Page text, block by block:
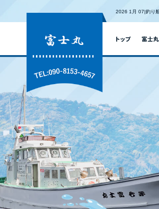
2026 1月 07|釣り